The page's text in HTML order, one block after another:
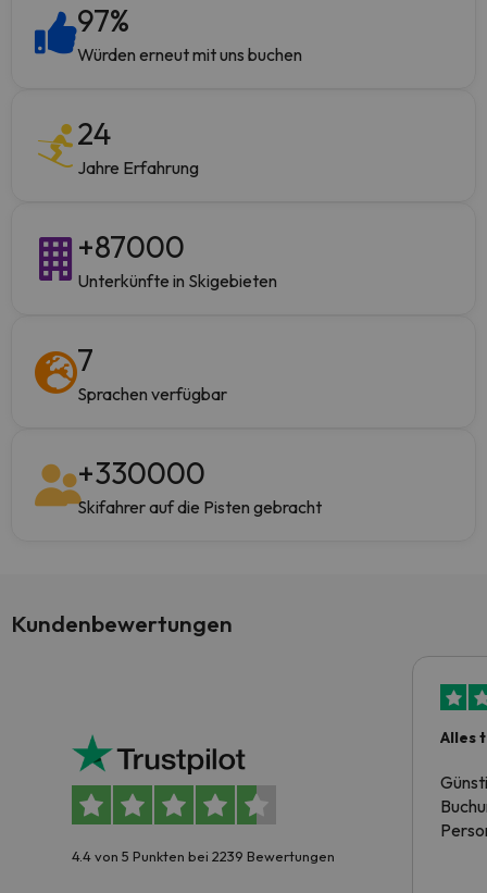
97%
Würden erneut mit uns buchen
24
Jahre Erfahrung
+87000
Unterkünfte in Skigebieten
7
Sprachen verfügbar
+330000
Skifahrer auf die Pisten gebracht
Kundenbewertungen
4.4 von 5 Punkten bei 2239 Bewertungen
Alles